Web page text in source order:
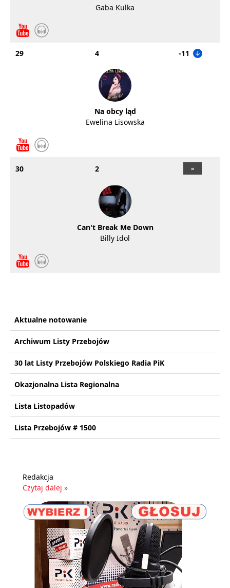
Gaba Kulka
29 4 -11
Na obcy ląd
Ewelina Lisowska
30 2
Can't Break Me Down
Billy Idol
Aktualne notowanie
Archiwum Listy Przebojów
30 lat Listy Przebojów Polskiego Radia PiK
Okazjonalna Lista Regionalna
Lista Listopadów
Lista Przebojów # 1500
Redakcja
Czytaj dalej »